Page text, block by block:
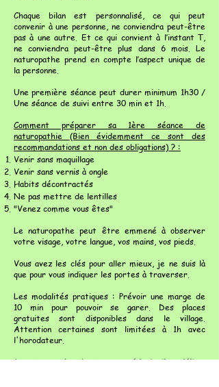
Chaque bilan est personnalisé, ce qui peut
convenir à une personne, ne conviendra peut-être
pas à une autre. Et ce qui convient à l’instant T,
ne conviendra peut-être plus dans 6 mois. Le
naturopathe prend en compte l’aspect unique de
la personne.
Une première séance peut durer minimum 1h30 /
Une séance de suivi entre 30 min et 1h.
Comment préparer sa 1ère séance de
naturopathie (Bien évidemment ce sont des
recommandations et non des obligations) ? :
Venir sans maquillage
Venir sans vernis à ongle
Habits décontractés
Ne pas mettre de lentilles
"Venez comme vous êtes"
Le naturopathe peut être emmené à observer
votre visage, votre langue, vos mains, vos pieds.
Vous avez les clés pour aller mieux, je ne suis là
que pour vous indiquer les portes à traverser.
Les modalités pratiques : Prévoir une marge de
10 min pour pouvoir se garer. Des places
gratuites sont disponibles dans le village.
Attention certaines sont limitées à 1h avec
l'horodateur.
Le naturopathe n’est pas un médecin, il ne délivre